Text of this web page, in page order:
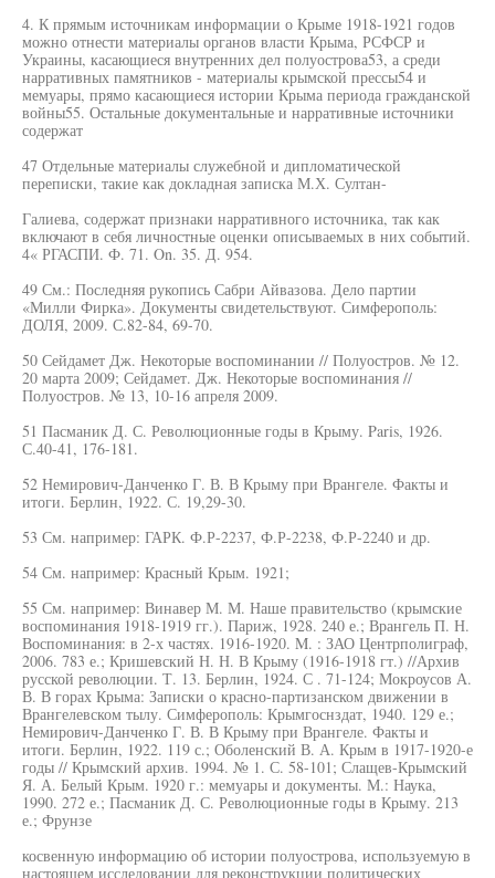
4. К прямым источникам информации о Крыме 1918-1921 годов
можно отнести материалы органов власти Крыма, РСФСР и
Украины, касающиеся внутренних дел полуострова53, а среди
нарративных памятников - материалы крымской прессы54 и
мемуары, прямо касающиеся истории Крыма периода гражданской
войны55. Остальные документальные и нарративные источники
содержат
47 Отдельные материалы служебной и дипломатической
переписки, такие как докладная записка М.Х. Султан-
Галиева, содержат признаки нарративного источника, так как
включают в себя личностные оценки описываемых в них событий.
4« РГАСПИ. Ф. 71. On. 35. Д. 954.
49 См.: Последняя рукопись Сабри Айвазова. Дело партии
«Милли Фирка». Документы свидетельствуют. Симферополь:
ДОЛЯ, 2009. С.82-84, 69-70.
50 Сейдамет Дж. Некоторые воспоминании // Полуостров. № 12.
20 марта 2009; Сейдамет. Дж. Некоторые воспоминания //
Полуостров. № 13, 10-16 апреля 2009.
51 Пасманик Д. С. Революционные годы в Крыму. Paris, 1926.
С.40-41, 176-181.
52 Немирович-Данченко Г. В. В Крыму при Врангеле. Факты и
итоги. Берлин, 1922. С. 19,29-30.
53 См. например: ГАРК. Ф.Р-2237, Ф.Р-2238, Ф.Р-2240 и др.
54 См. например: Красный Крым. 1921;
55 См. например: Винавер М. М. Наше правительство (крымские
воспоминания 1918-1919 гг.). Париж, 1928. 240 е.; Врангель П. Н.
Воспоминания: в 2-х частях. 1916-1920. M. : ЗАО Центрполиграф,
2006. 783 е.; Кришевский Н. Н. В Крыму (1916-1918 гт.) //Архив
русской революции. Т. 13. Берлин, 1924. С . 71-124; Мокроусов А.
В. В горах Крыма: Записки о красно-партизанском движении в
Врангелевском тылу. Симферополь: Крымгоснздат, 1940. 129 е.;
Немирович-Данченко Г. В. В Крыму при Врангеле. Факты и
итоги. Берлин, 1922. 119 с.; Оболенский В. А. Крым в 1917-1920-е
годы // Крымский архив. 1994. № 1. С. 58-101; Слащев-Крымский
Я. А. Белый Крым. 1920 г.: мемуары и документы. М.: Наука,
1990. 272 е.; Пасманик Д. С. Революционные годы в Крыму. 213
е.; Фрунзе
косвенную информацию об истории полуострова, используемую в
настоящем исследовании для реконструкции политических